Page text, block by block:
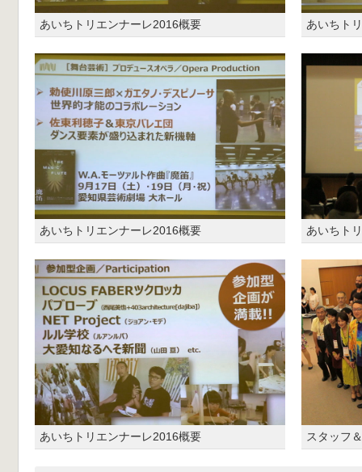
あいちトリエンナーレ2016概要 あいちト
あいちトリエンナーレ2016概要 あいちト
あいちトリエンナーレ2016概要 スタッフ